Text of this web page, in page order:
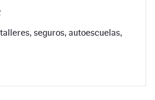
seguros, autoescuelas,